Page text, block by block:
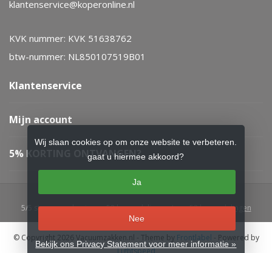
klantenservice@koperonline.nl
KVK nummer: KVK 51638762
btw-nummer: NL850107519B01
Klantenservice
Mijn account
5% KORTING ONTVANGEN?
5/ sterren op basis van52beoordelingen.Lees 52 beoordelingen
Wij slaan cookies op om onze website te verbeteren.
gaat u hiermee akkoord?
Ja
Nee
Bekijk ons Privacy Statement voor meer informatie »
© Copyright 2026 Vacuumzakken.nl - Theme by Frontlabel - Powered by
Lightspeed